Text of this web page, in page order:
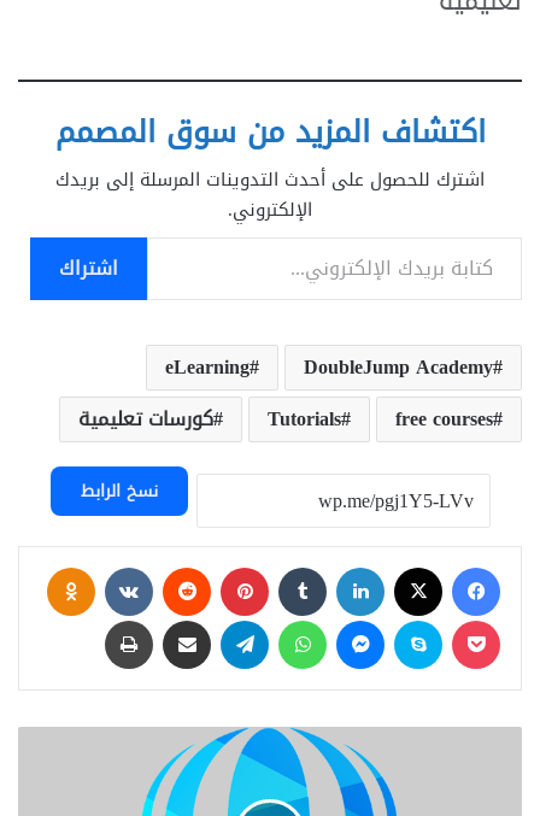
اكتشاف المزيد من سوق المصمم
اشترك للحصول على أحدث التدوينات المرسلة إلى بريدك
الإلكتروني.
كتابة بريدك الإلكتروني...
اشتراك
DoubleJump Academy
eLearning
free courses
Tutorials كورسات تعليمية
نسخ الرابط
فيسبوك لينكدإن بينتيريست
‫Pocket
سكايب ماسنجر واتساب تيلقرام مشاركة عبر البريد طباعة
CorelDRAW